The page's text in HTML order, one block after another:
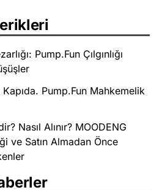
Pump.Fun Çılgınlığı
Pump.Fun Mahkemelik
Nasıl Alınır? MOODENG
ve Satın Almadan Önce